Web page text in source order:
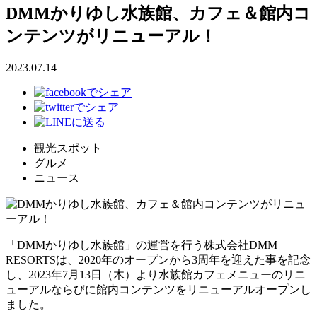
DMMかりゆし水族館、カフェ＆館内コ
ンテンツがリニューアル！
2023.07.14
観光スポット
グルメ
ニュース
「DMMかりゆし水族館」の運営を行う株式会社DMM
RESORTSは、2020年のオープンから3周年を迎えた事を記念
し、2023年7月13日（木）より水族館カフェメニューのリニ
ューアルならびに館内コンテンツをリニューアルオープンし
ました。